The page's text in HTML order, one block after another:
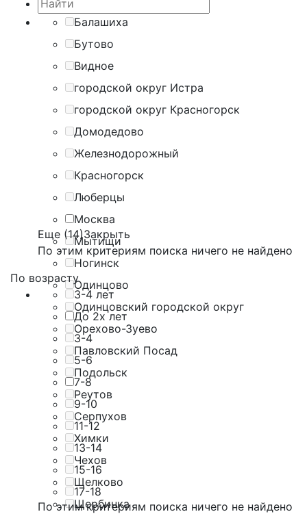
Балашиха
Бутово
Видное
городской округ Истра
городской округ Красногорск
Домодедово
Железнодорожный
Красногорск
Люберцы
Москва
Мытищи
Ногинск
Одинцово
Одинцовский городской округ
Орехово-Зуево
Павловский Посад
Подольск
Реутов
Серпухов
Химки
Чехов
Щелково
Щербинка
Еще (14)Закрыть
По этим критериям поиска ничего не найдено
По возрасту
3-4 лет
До 2х лет
3-4
5-6
7-8
9-10
11-12
13-14
15-16
17-18
По этим критериям поиска ничего не найдено